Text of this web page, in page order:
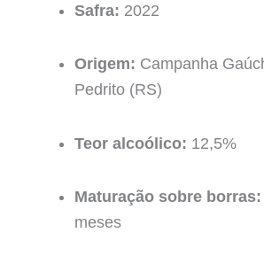
Safra: 2022
Origem: Campanha
Pedrito (RS)
Teor alcoólico: 12,5%
Maturação sobre borras:
meses